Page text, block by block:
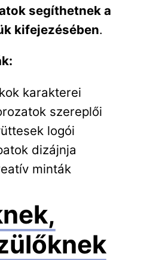
segíthetnek a
kifejezésében.
karakterei
szereplői
logói
dizájnja
minták